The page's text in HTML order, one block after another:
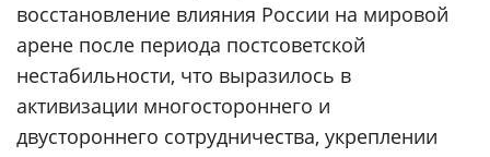
восстановление влияния России на мировой
арене после периода постсоветской
нестабильности, что выразилось в
активизации многостороннего и
двустороннего сотрудничества, укреплении